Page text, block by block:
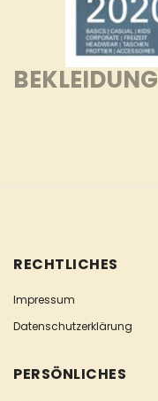
BEKLEIDUNG
RECHTLICHES
Impressum
Datenschutzerklärung
PERSÖNLICHES